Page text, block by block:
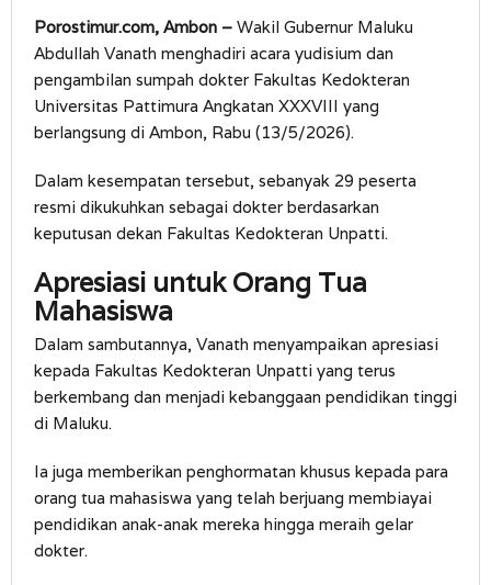
Porostimur.com, Ambon – Wakil Gubernur Maluku
Abdullah Vanath menghadiri acara yudisium dan
pengambilan sumpah dokter Fakultas Kedokteran
Universitas Pattimura Angkatan XXXVIII yang
berlangsung di Ambon, Rabu (13/5/2026).
Dalam kesempatan tersebut, sebanyak 29 peserta
resmi dikukuhkan sebagai dokter berdasarkan
keputusan dekan Fakultas Kedokteran Unpatti.
Apresiasi untuk Orang Tua
Mahasiswa
Dalam sambutannya, Vanath menyampaikan apresiasi
kepada Fakultas Kedokteran Unpatti yang terus
berkembang dan menjadi kebanggaan pendidikan tinggi
di Maluku.
Ia juga memberikan penghormatan khusus kepada para
orang tua mahasiswa yang telah berjuang membiayai
pendidikan anak-anak mereka hingga meraih gelar
dokter.